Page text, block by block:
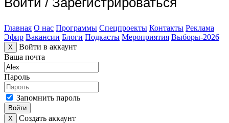
Главная О нас Программы Спецпроекты Контакты Реклама
Эфир Вакансии Блоги Подкасты Мероприятия Выборы-2026
X
Войти в аккаунт
Ваша почта
Пароль
Запомнить пароль
Войти
X
Создать аккаунт